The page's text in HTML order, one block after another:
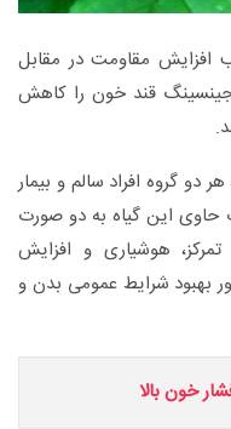
افزایش مقاومت در مقابل
قند خون را کاهش
گروه افراد سالم و بیمار
حاوی این گیاه به دو صورت
هوشیاری و افزایش
بهبود شرایط عمومی بدن و
خون بالا